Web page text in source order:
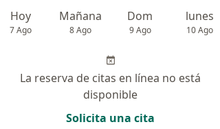
Hoy
7 Ago
Mañana
8 Ago
Dom
9 Ago
lunes
10 Ago
La reserva de citas en línea no está
disponible
Solicita una cita